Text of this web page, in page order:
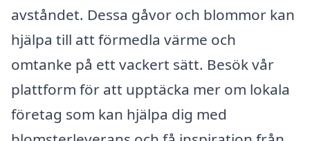
avståndet. Dessa gåvor och blommor kan
hjälpa till att förmedla värme och
omtanke på ett vackert sätt. Besök vår
plattform för att upptäcka mer om lokala
företag som kan hjälpa dig med